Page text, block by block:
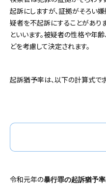
起訴にしますが、証拠がそろい
疑者を不起訴にすることがあり
といいます。被疑者の性格や年
どを考慮して決定されます。
起訴猶予率は、以下の計算式で
令和元年の暴行罪の起訴猶予